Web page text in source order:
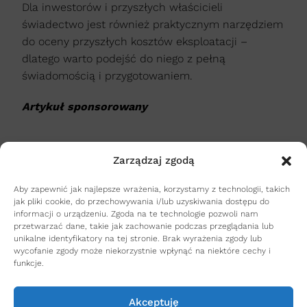
Zarządzaj zgodą
Aby zapewnić jak najlepsze wrażenia, korzystamy z technologii, takich
jak pliki cookie, do przechowywania i/lub uzyskiwania dostępu do
informacji o urządzeniu. Zgoda na te technologie pozwoli nam
przetwarzać dane, takie jak zachowanie podczas przeglądania lub
unikalne identyfikatory na tej stronie. Brak wyrażenia zgody lub
wycofanie zgody może niekorzystnie wpłynąć na niektóre cechy i
funkcje.
Akceptuję
Dla inwestorów i przyszłych właścicieli
świadectwo jest również praktycznym narzędziem
do oceny przyszłych kosztów eksploatacji –
dlatego warto podejść do niego z pełną
świadomością i przygotowaniem.
Artykuł sponsorowany
mojeadmin
UDOSTĘPNIJ ARTYKUŁ NA: